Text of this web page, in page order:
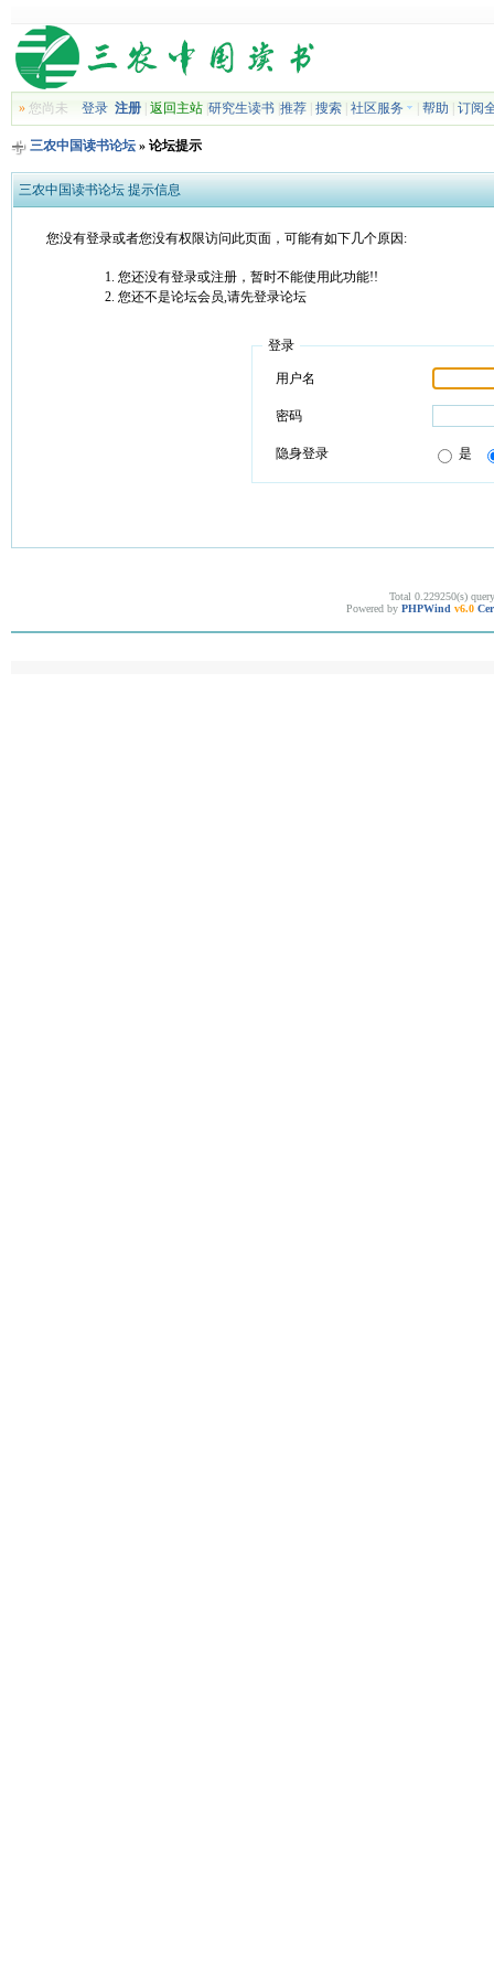
»您尚未 登录 注册| 返回主站| 研究生读书| 推荐| 搜索| 社区服务 帮助 订阅
三农中国读书论坛» 论坛提示
三农中国读书论坛 提示信息
您没有登录或者您没有权限访问此页面，可能有如下几个原因:
您还没有登录或注册，暂时不能使用此功能!!
您还不是论坛会员,请先登录论坛
登录
用户名
密码
隐身登录 是
Total 0.229250(s)
Powered by PHPWind v6.0